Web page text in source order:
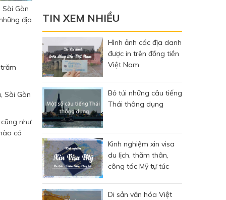
Gòn
địa
Sài Gòn
như
có
TIN XEM NHIỀU
Hình ảnh các địa danh
được in trên đồng tiền
Việt Nam
Bỏ túi những câu tiếng
Thái thông dụng
Kinh nghiệm xin visa
du lịch, thăm thân,
công tác Mỹ tự túc
Di sản văn hóa Việt